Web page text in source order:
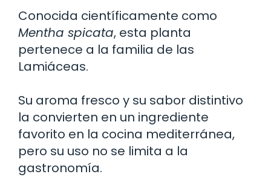
Conocida científicamente como
Mentha spicata, esta planta
pertenece a la familia de las
Lamiáceas.
Su aroma fresco y su sabor distintivo
la convierten en un ingrediente
favorito en la cocina mediterránea,
pero su uso no se limita a la
gastronomía.